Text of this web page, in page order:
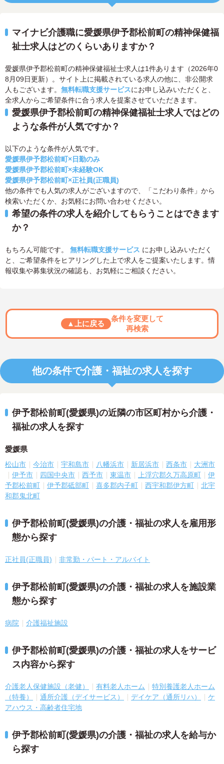
マイナビ介護職に愛媛県伊予郡松前町の精神保健福
祉士求人はどのくらいありますか？
愛媛県伊予郡松前町の精神保健福祉士求人は1件あります（2026年0
8月09日更新）。サイト上に掲載されている求人の他に、非公開求
人もございます。 無料転職支援サービスにお申し込みいただくと、
全求人からご希望条件に合う求人を提案させていただきます。
愛媛県伊予郡松前町の精神保健福祉士求人ではどの
ような条件が人気ですか？
以下のような条件が人気です。
愛媛県伊予郡松前町×日勤のみ
愛媛県伊予郡松前町×未経験OK
愛媛県伊予郡松前町×正社員(正職員)
他の条件でも人気の求人がございますので、「こだわり条件」から
検索いただくか、お気軽にお問い合わせください。
希望の条件の求人を紹介してもらうことはできます
か？
もちろん可能です。 無料転職支援サービス にお申し込みいただく
と、ご希望条件をヒアリングした上で求人をご提案いたします。情
報収集や募集状況の確認も、お気軽にご相談ください。
▲上に戻る
条件を変更して
再検索
他の条件で介護・福祉の求人を探す
伊予郡松前町(愛媛県)の近隣の市区町村から介護・
福祉の求人を探す
愛媛県
松山市 今治市 宇和島市 八幡浜市 新居浜市 西条市
大洲市
伊予市
四国中央市 西予市 東温市 上浮穴郡久万高原町
伊
予郡松前町
伊予郡砥部町 喜多郡内子町 西宇和郡伊方町
北宇
和郡鬼北町
伊予郡松前町(愛媛県)の介護・福祉の求人を雇用形
態から探す
正社員(正職員) 非常勤・パート・アルバイト
伊予郡松前町(愛媛県)の介護・福祉の求人を施設業
態から探す
病院 介護福祉施設
伊予郡松前町(愛媛県)の介護・福祉の求人をサービ
ス内容から探す
介護老人保健施設（老健） 有料老人ホーム
特別養護老人ホーム
（特養）
通所介護（デイサービス） デイケア（通所リハ）
ケ
アハウス・高齢者住宅地
伊予郡松前町(愛媛県)の介護・福祉の求人を給与か
ら探す